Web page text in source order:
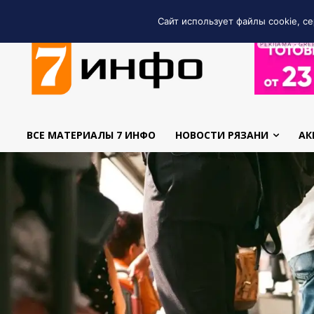
РЕКЛАМА •
ВСЕ МАТЕРИАЛЫ 7 ИНФО НОВОСТИ РЯЗАНИ
Сайт использует файлы cookie,